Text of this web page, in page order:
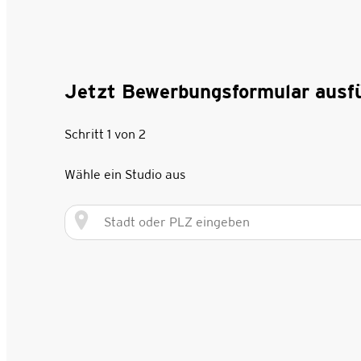
Jetzt Bewerbungsformular
Schritt 1 von 2
Wähle ein Studio aus